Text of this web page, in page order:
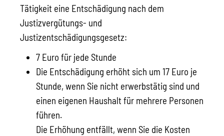
Tätigkeit eine Entschädigung nach dem
Justizvergütungs- und
Justizentschädigungsgesetz:
7 Euro für jede Stunde
Die Entschädigung erhöht sich um 17 Euro je
Stunde, wenn Sie nicht erwerbstätig sind und
einen eigenen Haushalt für mehrere Personen
führen.
Die Erhöhung entfällt, wenn Sie die Kosten